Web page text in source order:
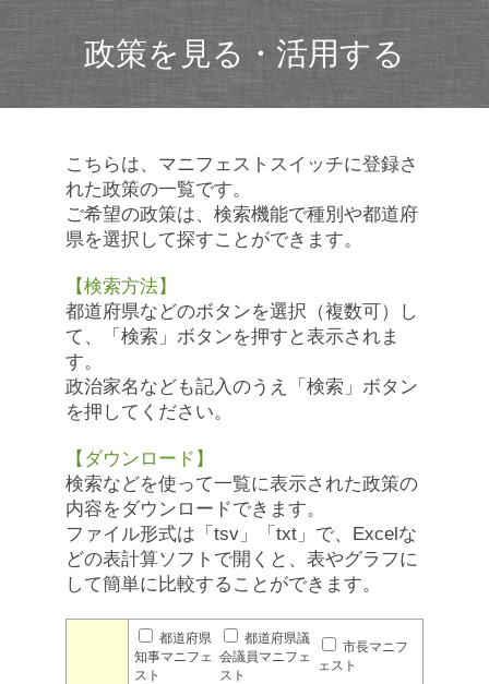
政策を見る・活用する
こちらは、マニフェストスイッチに登録さ
れた政策の一覧です。
ご希望の政策は、検索機能で種別や都道府
県を選択して探すことができます。
【検索方法】
都道府県などのボタンを選択（複数可）し
て、「検索」ボタンを押すと表示されま
す。
政治家名なども記入のうえ「検索」ボタン
を押してください。
【ダウンロード】
検索などを使って一覧に表示された政策の
内容をダウンロードできます。
ファイル形式は「tsv」「txt」で、Excelな
どの表計算ソフトで開くと、表やグラフに
して簡単に比較することができます。
都道府県
知事マニフェ
スト
都道府県議
会議員マニフェ
スト
市長マニフ
ェスト